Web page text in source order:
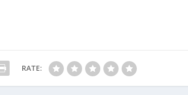
RATE: